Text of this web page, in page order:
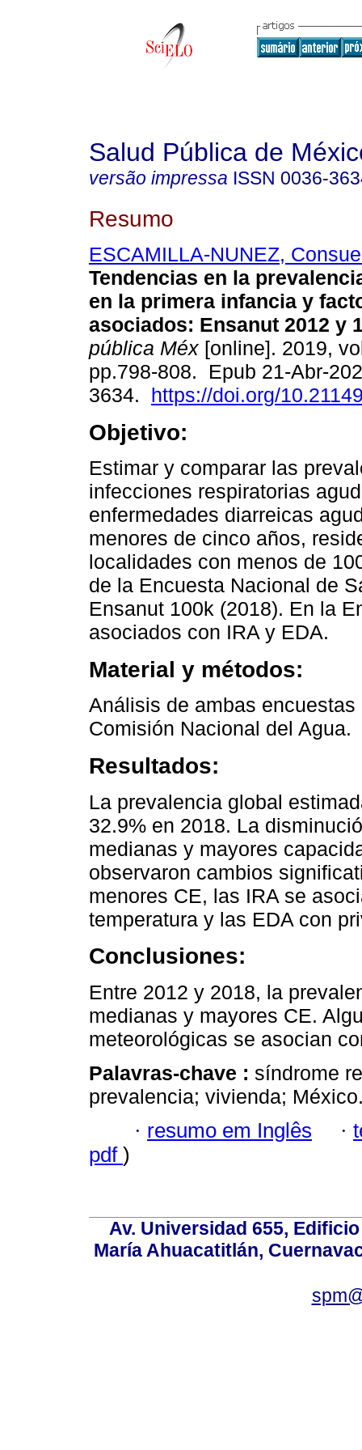
Salud Pública de
versão impressa ISSN 0036-
Resumo
ESCAMILLA-NUNEZ,
Tendencias en la
en la primera infancia y
asociados: Ensanut 2012 y
pública Méx [online]. 2019,
pp.798-808. Epub 21-Abr-
3634. https://doi.org/
Objetivo:
Estimar y comparar las
infecciones respiratorias
enfermedades diarreicas
menores de cinco años,
localidades con menos de
de la Encuesta Nacional de
Ensanut 100k (2018). En la
asociados con IRA y EDA.
Material y métodos:
Análisis de ambas
Comisión Nacional del Agua.
Resultados:
La prevalencia global
32.9% en 2018. La
medianas y mayores
observaron cambios
menores CE, las IRA se
temperatura y las EDA con
Conclusiones:
Entre 2012 y 2018, la
medianas y mayores CE.
meteorológicas se asocian
Palavras-chave : síndrome
prevalencia; vivienda;
· resumo em Inglês ·
pdf )
Av. Universidad 655,
María Ahuacatitlán,